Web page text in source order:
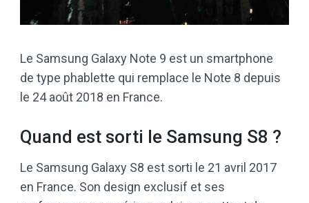
Le Samsung Galaxy Note 9 est un smartphone
de type phablette qui remplace le Note 8 depuis
le 24 août 2018 en France.
Quand est sorti le Samsung S8 ?
Le Samsung Galaxy S8 est sorti le 21 avril 2017
en France. Son design exclusif et ses